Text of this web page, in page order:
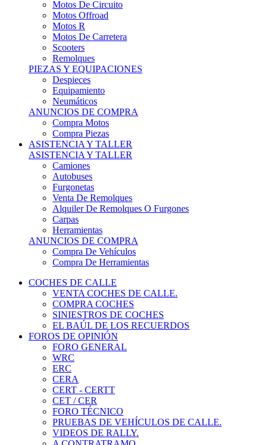
Motos R
Motos De Carretera
Scooters
Remolques
PIEZAS Y EQUIPACIONES
Despieces
Equipamiento
Neumáticos
ANUNCIOS DE COMPRA
Compra Motos
Compra Piezas
ASISTENCIA Y TALLER
ASISTENCIA Y TALLER
Camiones
Autobuses
Furgonetas
Venta De Remolques
Alquiler De Remolques O Furgones
Carpas
Herramientas
ANUNCIOS DE COMPRA
Compra De Vehículos
Compra De Herramientas
COCHES DE CALLE
VENTA COCHES DE CALLE.
COMPRA COCHES
SINIESTROS DE COCHES
EL BAÚL DE LOS RECUERDOS
FOROS DE OPINIÓN
FORO GENERAL
WRC
ERC
CERA
CERT - CERTT
CET / CER
FORO TÉCNICO
PRUEBAS DE VEHÍCULOS DE CALLE.
VIDEOS DE RALLY.
A CONTRATRAMO
TIENDA ONLINE